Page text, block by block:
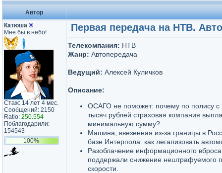
Автор
Катюша ®
Мне бы в небо!
Стаж: 14 лет 4 мес.
Сообщений: 2150
Ratio: 250.554
Поблагодарили:
154543
100%
Первая передача на НТВ.
Телекомпания: НТВ
Жанр: Автопередача
Ведущий: Алексей Куличков
Описание:
ОСАГО не поможет: почему по полису с
тысяч рублей страховая компания
минимальную сумму?
Машина, ввезенная из-за границы в
базе Интерпола: как легализовать
Разоблачение информационного
поддержали снижение нештрафуемого
скорости.